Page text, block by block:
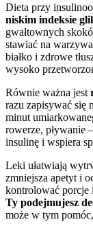
Dieta przy
niskim indeksie
gwałtownych
stawiać na
białko i zdrowe
wysoko
Równie ważna jest
razu zapisywać się
minut
rowerze, pływanie
insulinę i wspiera
Leki ułatwiają
zmniejsza apetyt i
kontrolować porcje
Ty podejmujesz
może w tym